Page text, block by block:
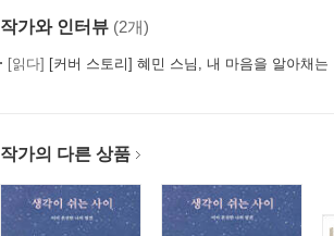
작가와 인터뷰 (2개)
[읽다] [커버 스토리] 혜민 스님, 내 마음을 알아채는
작가의 다른 상품